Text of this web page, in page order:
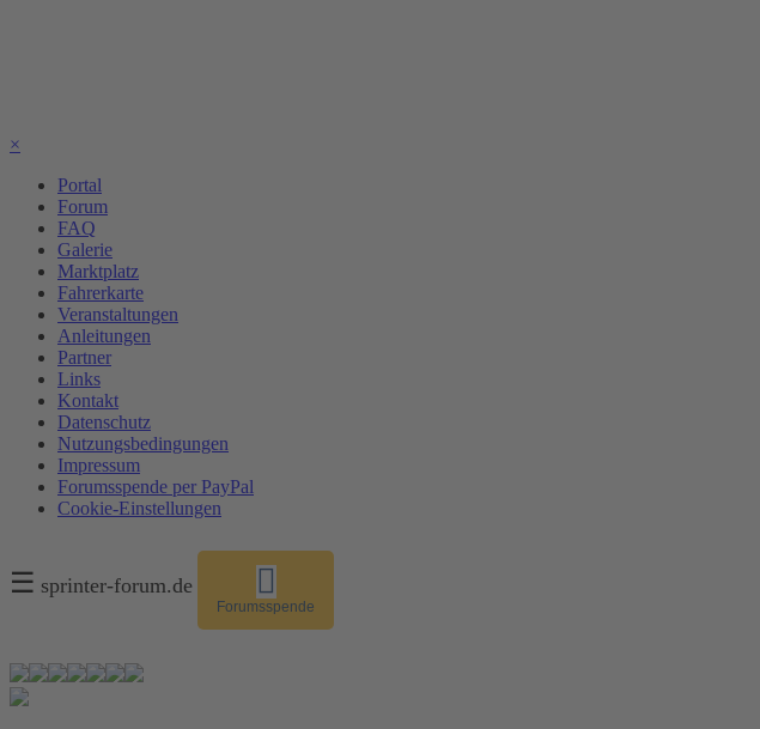
×
Portal
Forum
FAQ
Galerie
Marktplatz
Fahrerkarte
Veranstaltungen
Anleitungen
Partner
Links
Kontakt
Datenschutz
Nutzungsbedingungen
Impressum
Forumsspende per PayPal
Cookie-Einstellungen
☰ sprinter-forum.de
Forumsspende